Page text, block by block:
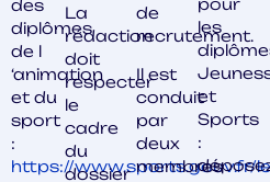
des
diplômes
de l
‘animation
et du
sport
:
https://www.sports.gouv.fr/
La
rédaction
doit
respecter
le
cadre
du
dossier
de
recrutement.
Il est
conduit
par
deux
membres
les
et
Sports
: